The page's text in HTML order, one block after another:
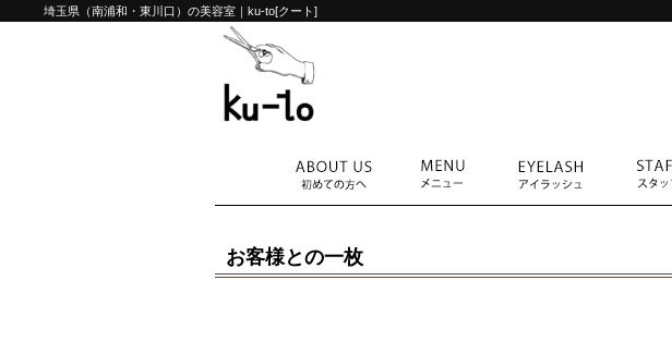
埼玉県（南浦和・東川口）の美容室｜ku-to[クート]
お客様との一枚